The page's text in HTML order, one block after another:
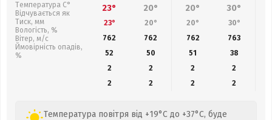
Температура С°
Відчувається як
Тиск, мм
Вологість, %
Вітер, м/с
Ймовірність опадів,
%
23° 20° 20° 30°
23° 20° 20° 30°
762
762 762 763
52
50 51 38
2
2 2
2
2
2 2 2
Температура повітря від +19°C до +37°C, буде